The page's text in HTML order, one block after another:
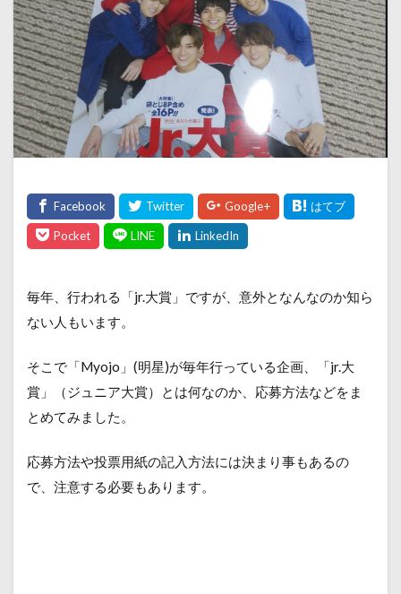
毎年、行われる「jr.大賞」ですが、意外となんなのか知ら
ない人もいます。
そこで「Myojo」(明星)が毎年行っている企画、「jr.大
賞」（ジュニア大賞）とは何なのか、応募方法などをま
とめてみました。
応募方法や投票用紙の記入方法には決まり事もあるの
で、注意する必要もあります。